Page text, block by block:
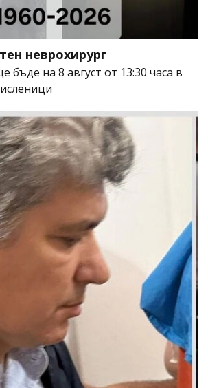
неврохирург
бъде на 8 август от 13:30 часа в